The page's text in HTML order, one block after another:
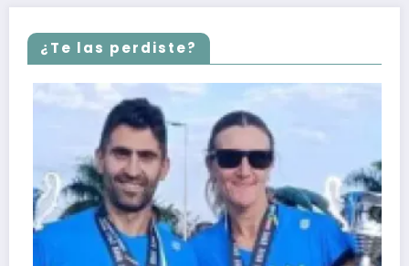
¿Te las perdiste?